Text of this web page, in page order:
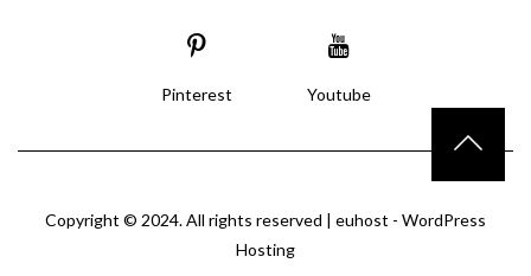
Pinterest Youtube
Copyright © 2024. All rights reserved | euhost - WordPress
Hosting